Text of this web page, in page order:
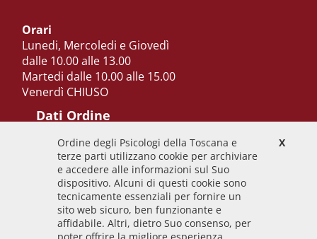
Orari
Lunedi, Mercoledi e Giovedì
dalle 10.00 alle 13.00
Martedi dalle 10.00 alle 15.00
Venerdì CHIUSO
Dati Ordine
Codice Fiscale
92009700458
Codice IPA
odpt_to
Linee guida
X
Ordine degli Psicologi della Toscana e
terze parti utilizzano cookie per archiviare
e accedere alle informazioni sul Suo
dispositivo. Alcuni di questi cookie sono
tecnicamente essenziali per fornire un
sito web sicuro, ben funzionante e
affidabile. Altri, dietro Suo consenso, per